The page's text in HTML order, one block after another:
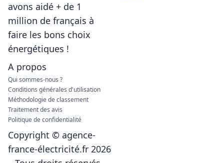
avons aidé + de 1
million de français à
faire les bons choix
énergétiques !
A propos
Qui sommes-nous ?
Conditions générales d'utilisation
Méthodologie de classement
Traitement des avis
Politique de confidentialité
Copyright © agence-
france-électricité.fr 2026